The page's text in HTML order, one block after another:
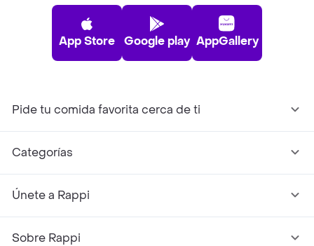
App Store Google play AppGallery
Pide tu comida favorita cerca de ti
Categorías
Únete a Rappi
Sobre Rappi